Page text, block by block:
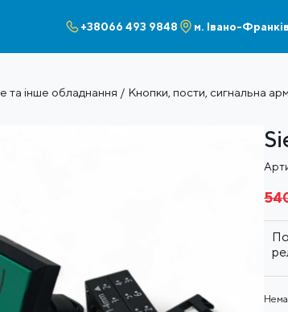
+38066 493 9848 м. Івано-
та інше обладнання / Кнопки, пости, сигнальна